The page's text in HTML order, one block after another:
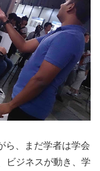
ら、まだ学者は学会
ビジネスが動き、学